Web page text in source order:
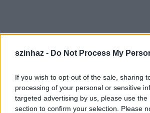
szinhaz - Do Not Process My
If you wish to opt-out of the sale, sharing
processing of your personal or sensitive
targeted advertising by us, please use the
section to confirm your selection. Please